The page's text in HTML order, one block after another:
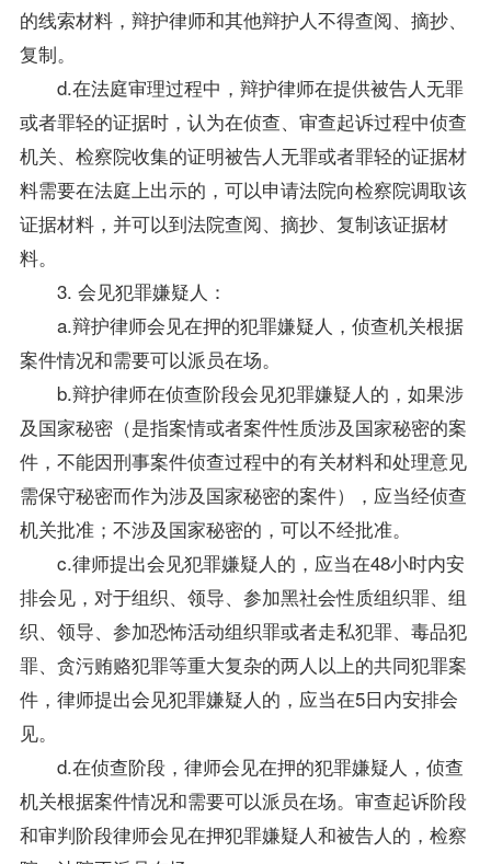
的线索材料，辩护律师和其他辩护人不得查阅、摘抄、
复制。
d.在法庭审理过程中，辩护律师在提供被告人无罪
或者罪轻的证据时，认为在侦查、审查起诉过程中侦查
机关、检察院收集的证明被告人无罪或者罪轻的证据材
料需要在法庭上出示的，可以申请法院向检察院调取该
证据材料，并可以到法院查阅、摘抄、复制该证据材
料。
3. 会见犯罪嫌疑人：
a.辩护律师会见在押的犯罪嫌疑人，侦查机关根据
案件情况和需要可以派员在场。
b.辩护律师在侦查阶段会见犯罪嫌疑人的，如果涉
及国家秘密（是指案情或者案件性质涉及国家秘密的案
件，不能因刑事案件侦查过程中的有关材料和处理意见
需保守秘密而作为涉及国家秘密的案件），应当经侦查
机关批准；不涉及国家秘密的，可以不经批准。
c.律师提出会见犯罪嫌疑人的，应当在48小时内安
排会见，对于组织、领导、参加黑社会性质组织罪、组
织、领导、参加恐怖活动组织罪或者走私犯罪、毒品犯
罪、贪污贿赂犯罪等重大复杂的两人以上的共同犯罪案
件，律师提出会见犯罪嫌疑人的，应当在5日内安排会
见。
d.在侦查阶段，律师会见在押的犯罪嫌疑人，侦查
机关根据案件情况和需要可以派员在场。审查起诉阶段
和审判阶段律师会见在押犯罪嫌疑人和被告人的，检察